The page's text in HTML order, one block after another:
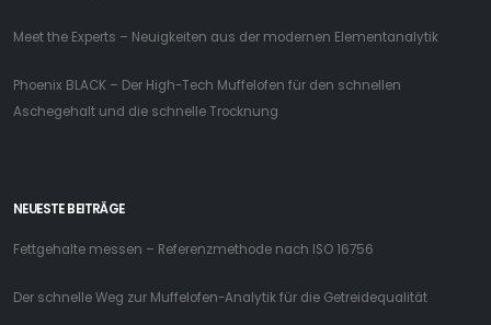
Meet the Experts – Neuigkeiten aus der modernen Elementanalytik
Phoenix BLACK – Der High-Tech Muffelofen für den schnellen
Aschegehalt und die schnelle Trocknung
NEUESTE BEITRÄGE
Fettgehalte messen – Referenzmethode nach ISO 16756
Der schnelle Weg zur Muffelofen-Analytik für die Getreidequalität